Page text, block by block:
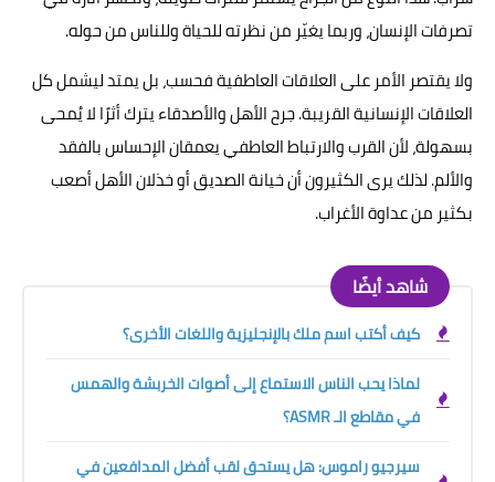
تصرفات الإنسان، وربما يغيّر من نظرته للحياة وللناس من حوله.
ولا يقتصر الأمر على العلاقات العاطفية فحسب، بل يمتد ليشمل كل
العلاقات الإنسانية القريبة. جرح الأهل والأصدقاء يترك أثرًا لا يُمحى
بسهولة، لأن القرب والارتباط العاطفي يعمقان الإحساس بالفقد
والألم. لذلك يرى الكثيرون أن خيانة الصديق أو خذلان الأهل أصعب
بكثير من عداوة الأغراب.
شاهد أيضًا
كيف أكتب اسم ملك بالإنجليزية واللغات الأخرى؟
لماذا يحب الناس الاستماع إلى أصوات الخربشة والهمس
في مقاطع الـ ASMR؟
سيرجيو راموس: هل يستحق لقب أفضل المدافعين في